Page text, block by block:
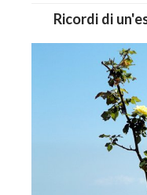
Ricordi di